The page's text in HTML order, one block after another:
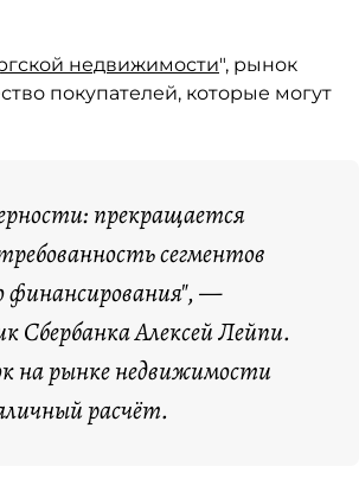
недвижимости", рынок
покупателей, которые могут
прекращается
сегментов
финансирования", —
Алексей Лейпи.
на рынке недвижимости
расчёт.